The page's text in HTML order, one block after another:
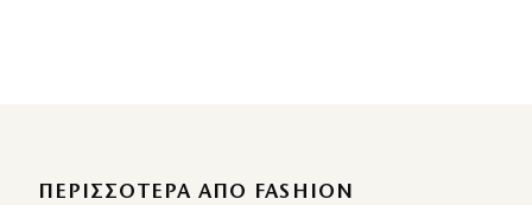
ΠΕΡΙΣΣΌΤΕΡΑ ΑΠΌ FASHION